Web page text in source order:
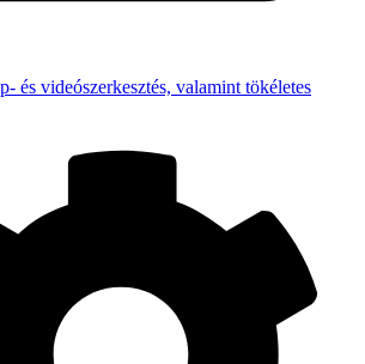
és videószerkesztés, valamint tökéletes